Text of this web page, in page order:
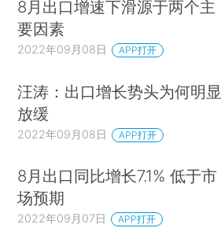
8月出口增速下滑源于两个主
要因素
2022年09月08日 APP打开
汪涛：出口增长势头为何明显
放缓
2022年09月08日 APP打开
8月出口同比增长7.1% 低于市
场预期
2022年09月07日 APP打开